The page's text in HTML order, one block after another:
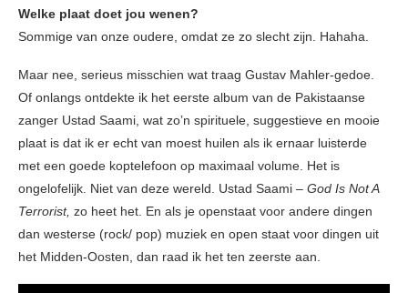
Welke plaat doet jou wenen?
Sommige van onze oudere, omdat ze zo slecht zijn. Hahaha.
Maar nee, serieus misschien wat traag Gustav Mahler-gedoe.
Of onlangs ontdekte ik het eerste album van de Pakistaanse
zanger Ustad Saami, wat zo’n spirituele, suggestieve en mooie
plaat is dat ik er echt van moest huilen als ik ernaar luisterde
met een goede koptelefoon op maximaal volume. Het is
ongelofelijk. Niet van deze wereld. Ustad Saami – God Is Not A
Terrorist, zo heet het. En als je openstaat voor andere dingen
dan westerse (rock/ pop) muziek en open staat voor dingen uit
het Midden-Oosten, dan raad ik het ten zeerste aan.